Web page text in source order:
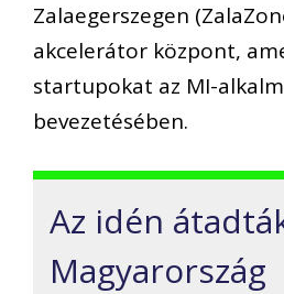
Zalaegerszegen
akcelerátor központ,
startupokat az MI-
bevezetésében.
Az idén
Magyarország